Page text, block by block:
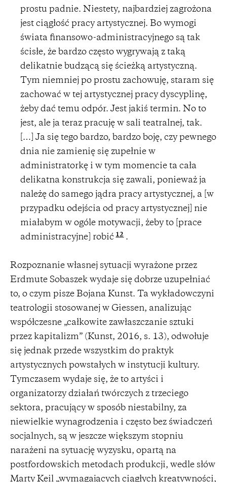
prostu padnie. Niestety, najbardziej zagrożona
jest ciągłość pracy artystycznej. Bo wymogi
świata finansowo-administracyjnego są tak
ścisłe, że bardzo często wygrywają z taką
delikatnie budzącą się ścieżką artystyczną.
Tym niemniej po prostu zachowuję, staram się
zachować w tej artystycznej pracy dyscyplinę,
żeby dać temu odpór. Jest jakiś termin. No to
jest, ale ja teraz pracuję w sali teatralnej, tak.
[…] Ja się tego bardzo, bardzo boję, czy pewnego
dnia nie zamienię się zupełnie w
administratorkę i w tym momencie ta cała
delikatna konstrukcja się zawali, ponieważ ja
należę do samego jądra pracy artystycznej, a [w
przypadku odejścia od pracy artystycznej] nie
miałabym w ogóle motywacji, żeby to [prace
administracyjne] robić 12 .
Rozpoznanie własnej sytuacji wyrażone przez
Erdmute Sobaszek wydaje się dobrze uzupełniać
to, o czym pisze Bojana Kunst. Ta wykładowczyni
teatrologii stosowanej w Giessen, analizując
współczesne „całkowite zawłaszczanie sztuki
przez kapitalizm” (Kunst, 2016, s. 13), odwołuje
się jednak przede wszystkim do praktyk
artystycznych powstałych w instytucji kultury.
Tymczasem wydaje się, że to artyści i
organizatorzy działań twórczych z trzeciego
sektora, pracujący w sposób niestabilny, za
niewielkie wynagrodzenia i często bez świadczeń
socjalnych, są w jeszcze większym stopniu
narażeni na sytuację wyzysku, opartą na
postfordowskich metodach produkcji, wedle słów
Marty Keil „wymagających ciągłych kreatywności,